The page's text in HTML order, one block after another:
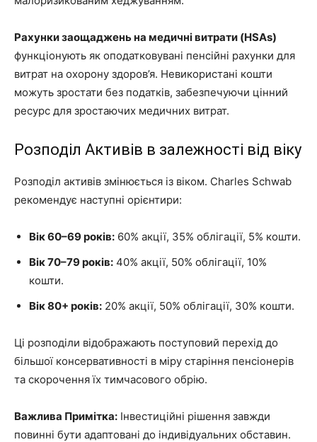
Рахунки заощаджень на медичні витрати (HSAs)
функціонують як оподатковувані пенсійні рахунки для
витрат на охорону здоров’я. Невикористані кошти
можуть зростати без податків, забезпечуючи цінний
ресурс для зростаючих медичних витрат.
Розподіл Активів в залежності від віку
Розподіл активів змінюється із віком. Charles Schwab
рекомендує наступні орієнтири:
Вік 60–69 років: 60% акції, 35% облігації, 5% кошти.
Вік 70–79 років: 40% акції, 50% облігації, 10%
кошти.
Вік 80+ років: 20% акції, 50% облігації, 30% кошти.
Ці розподіли відображають поступовий перехід до
більшої консервативності в міру старіння пенсіонерів
та скорочення їх тимчасового обрію.
Важлива Примітка: Інвестиційні рішення завжди
повинні бути адаптовані до індивідуальних обставин.